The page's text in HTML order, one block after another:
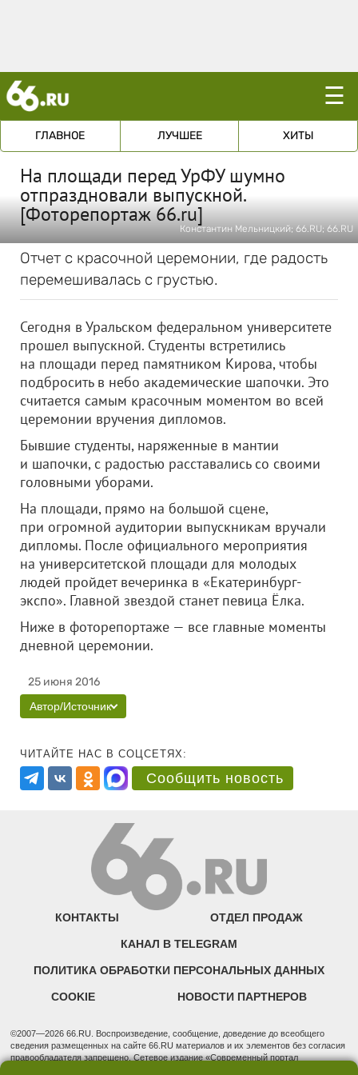
☰
ГЛАВНОЕ ЛУЧШЕЕ ХИТЫ
На площади перед УрФУ шумно
отпраздновали выпускной.
[Фоторепортаж 66.ru]
Константин Мельницкий; 66.RU; 66.RU
Отчет с красочной церемонии, где радость
перемешивалась с грустью.
Сегодня в Уральском федеральном университете
прошел выпускной. Студенты встретились
на площади перед памятником Кирова, чтобы
подбросить в небо академические шапочки. Это
считается самым красочным моментом во всей
церемонии вручения дипломов.
Бывшие студенты, наряженные в мантии
и шапочки, с радостью расставались со своими
головными уборами.
На площади, прямо на большой сцене,
при огромной аудитории выпускникам вручали
дипломы. После официального мероприятия
на университетской площади для молодых
людей пройдет вечеринка в «Екатеринбург-
экспо». Главной звездой станет певица Ёлка.
Ниже в фоторепортаже — все главные моменты
дневной церемонии.
25 июня 2016
Автор/Источник
ЧИТАЙТЕ НАС В СОЦСЕТЯХ:
Сообщить новость
КОНТАКТЫ ОТДЕЛ ПРОДАЖ
КАНАЛ В TELEGRAM
ПОЛИТИКА ОБРАБОТКИ ПЕРСОНАЛЬНЫХ ДАННЫХ
COOKIE НОВОСТИ ПАРТНЕРОВ
©2007—2026 66.RU. Воспроизведение, сообщение, доведение до всеобщего
сведения размещенных на сайте 66.RU материалов и их элементов без согласия
правообладателя запрещено. Сетевое издание «Современный портал